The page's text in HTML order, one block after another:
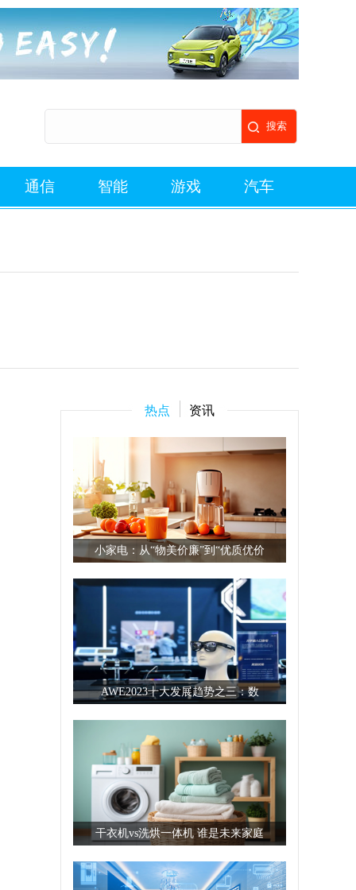
通信 智能 游戏 汽车
热点 资讯
小家电：从“物美价廉”到“优质优价
AWE2023十大发展趋势之三：数
干衣机vs洗烘一体机 谁是未来家庭